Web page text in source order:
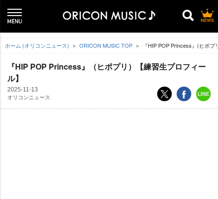
ホーム (オリコンニュース) ORICON MUSIC TOP 『HIP POP Princess』(ヒポ
『HIP POP Princess』（ヒポプリ）【練習生プロフィー
ル】
2025-11-13
オリコンニュース